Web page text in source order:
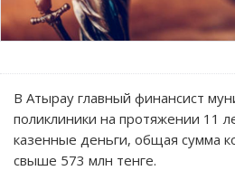
В Атырау главный финансист
поликлиники на протяжении 11
казенные деньги, общая сумма
свыше 573 млн тенге.